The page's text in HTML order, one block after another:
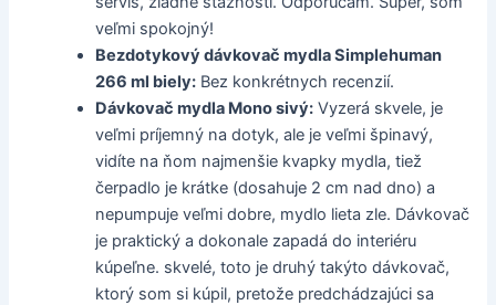
veľmi spokojný!
Bezdotykový dávkovač mydla Simplehuman
266 ml biely: Bez konkrétnych recenzií.
Dávkovač mydla Mono sivý: Vyzerá skvele, je
veľmi príjemný na dotyk, ale je veľmi špinavý,
vidíte na ňom najmenšie kvapky mydla, tiež
čerpadlo je krátke (dosahuje 2 cm nad dno) a
nepumpuje veľmi dobre, mydlo lieta zle. Dávkovač
je praktický a dokonale zapadá do interiéru
kúpeľne. skvelé, toto je druhý takýto dávkovač,
ktorý som si kúpil, pretože predchádzajúci sa